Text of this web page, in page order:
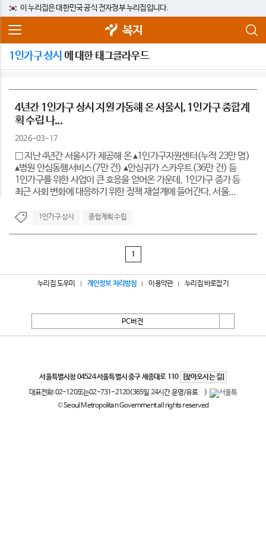
이 누리집은 대한민국 공식 전자정부 누리집입니다.
복지
1인가구 상시 에 대한 태그클라우드
4년간 1인가구 상시 지원 가동해 온 서울시, 1인가구 종합계
획 수립 나...
2026-03-17
□ 지난 4년간 서울시가 제공해 온 ▴1인가구지원센터(누적 23만 명)
▴병원 안심동행서비스(7만 건) ▴안심귀가 스카우트(36만 건) 등
1인가구를 위한 사업이 큰 호응을 얻어온 가운데, 1인가구 증가 등
최근 사회 변화에 대응하기 위한 정책 재설계에 들어간다. 서울...
1인가구 상시 종합계획 수립
1
누리집 도우미 개인정보 처리방침 이용약관 누리집 바로잡기
PC버전
서울특별시청 04524 서울특별시 중구 세종대로 110
[찾아오시는 길]
대표전화:02-120또는02-731-2120(365일 24시간 운영/유료
)
© Seoul Metropolitan Government all rights reserved